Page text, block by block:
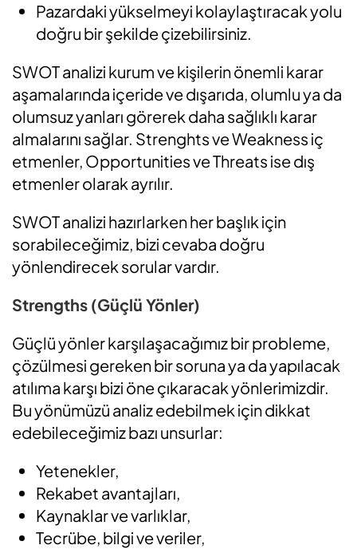
Pazardaki yükselmeyi kolaylaştıracak yolu
doğru bir şekilde çizebilirsiniz.
SWOT analizi kurum ve kişilerin önemli karar
aşamalarında içeride ve dışarıda, olumlu ya da
olumsuz yanları görerek daha sağlıklı karar
almalarını sağlar. Strenghts ve Weakness iç
etmenler, Opportunities ve Threats ise dış
etmenler olarak ayrılır.
SWOT analizi hazırlarken her başlık için
sorabileceğimiz, bizi cevaba doğru
yönlendirecek sorular vardır.
Strengths (Güçlü Yönler)
Güçlü yönler karşılaşacağımız bir probleme,
çözülmesi gereken bir soruna ya da yapılacak
atılıma karşı bizi öne çıkaracak yönlerimizdir.
Bu yönümüzü analiz edebilmek için dikkat
edebileceğimiz bazı unsurlar:
Yetenekler,
Rekabet avantajları,
Kaynaklar ve varlıklar,
Tecrübe, bilgi ve veriler,